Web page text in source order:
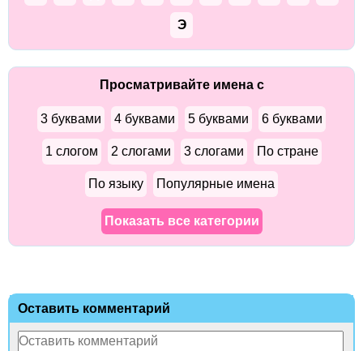
Э
Просматривайте имена с
3 буквами 4 буквами 5 буквами 6 буквами
1 слогом 2 слогами 3 слогами По стране
По языку Популярные имена
Показать все категории
Оставить комментарий